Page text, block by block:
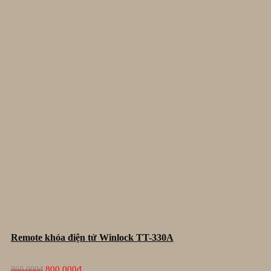
Remote khóa điện tử Winlock TT-330A
Giá
Giá